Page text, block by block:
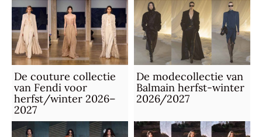
De couture collectie
van Fendi voor
herfst/winter 2026–
2027
De modecollectie van
Balmain herfst-winter
2026/2027